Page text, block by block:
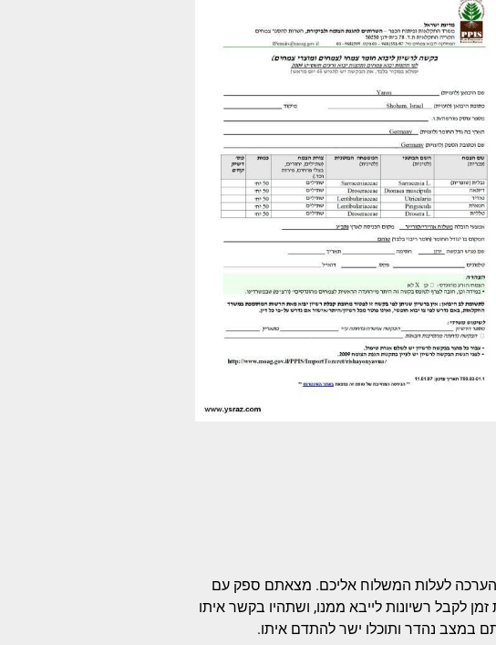
הערכה לעלות המשלוח אליכם. מצאתם ספק עם
לקבל רשיונות לייבא ממנו, ושתהיו בקשר איתו
במצב נהדר ותוכלו ישר להתדם איתו.